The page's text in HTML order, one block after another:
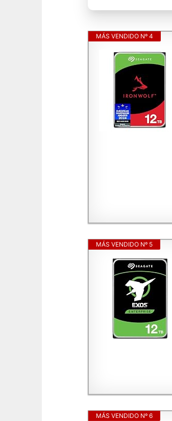
MÁS VENDIDO Nº 4
MÁS VENDIDO Nº 5
MÁS VENDIDO Nº 6